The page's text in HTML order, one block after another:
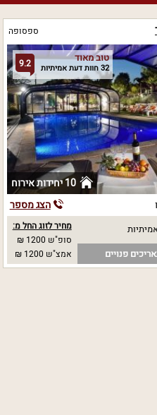
ספסופה
9.2 טוב מאוד
32 חוות דעת אמיתיות
10 יחידות אירוח
הצג מספר
פנויים
מחיר לזוג החל מ:
סופ"ש 1200 ₪
אמצ"ש 1200 ₪